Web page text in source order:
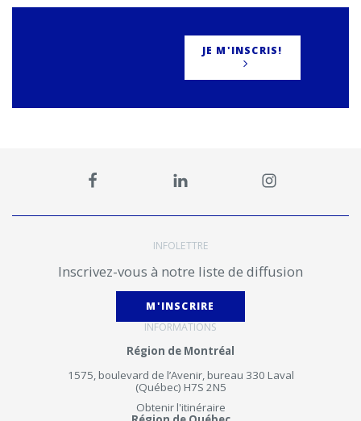
JE M'INSCRIS!
INFOLETTRE
Inscrivez-vous à notre liste de diffusion
M'INSCRIRE
INFORMATIONS
Région de Montréal
1575, boulevard de l’Avenir, bureau 330 Laval
(Québec) H7S 2N5
Obtenir l'itinéraire